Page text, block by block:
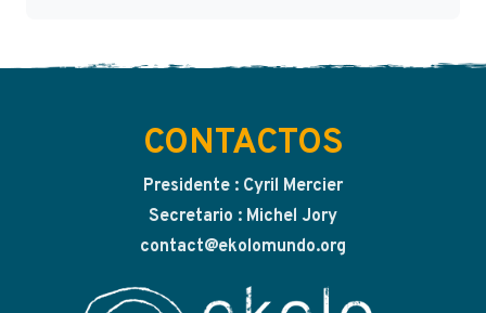
CONTACTOS
Presidente : Cyril Mercier
Secretario : Michel Jory
contact@ekolomundo.org